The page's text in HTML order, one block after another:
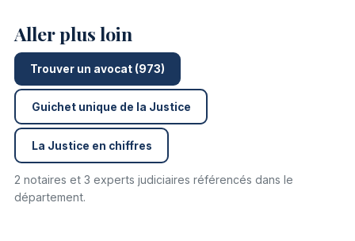
Aller plus loin
Trouver un avocat (973)
Guichet unique de la Justice
La Justice en chiffres
2 notaires et 3 experts judiciaires référencés dans le
département.